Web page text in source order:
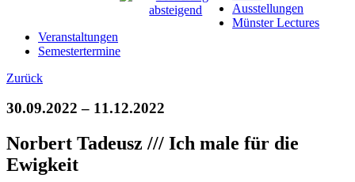
Ausstellungen
Münster Lectures
Veranstaltungen
Semestertermine
Zurück
30.09.2022 – 11.12.2022
Norbert Tadeusz /// Ich male für die
Ewigkeit